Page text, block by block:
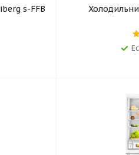
s-FFB